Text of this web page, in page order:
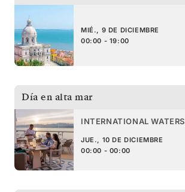
MIÉ., 9 DE DICIEMBRE
00:00 - 19:00
Día en alta mar
INTERNATIONAL WATERS
JUE., 10 DE DICIEMBRE
00:00 - 00:00